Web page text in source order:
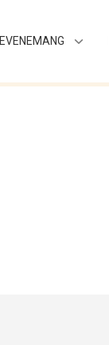
EVENEMANG